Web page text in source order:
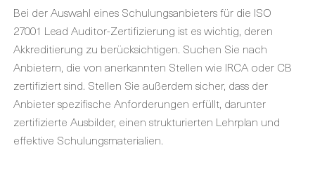
Bei der Auswahl eines Schulungsanbieters für die ISO
27001 Lead Auditor-Zertifizierung ist es wichtig, deren
Akkreditierung zu berücksichtigen. Suchen Sie nach
Anbietern, die von anerkannten Stellen wie IRCA oder CB
zertifiziert sind. Stellen Sie außerdem sicher, dass der
Anbieter spezifische Anforderungen erfüllt, darunter
zertifizierte Ausbilder, einen strukturierten Lehrplan und
effektive Schulungsmaterialien.